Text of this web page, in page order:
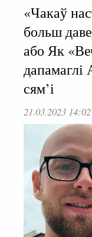
«Чакаў
больш
або Як
дапамаглі
сям’і
21.03.2023 14:02